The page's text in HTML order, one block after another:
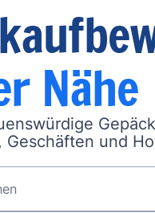
Nähe
Geschäften und